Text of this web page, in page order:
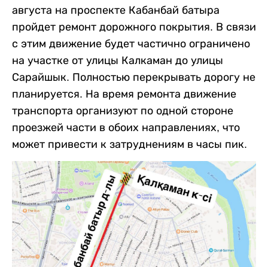
августа на проспекте Кабанбай батыра
пройдет ремонт дорожного покрытия. В связи
с этим движение будет частично ограничено
на участке от улицы Калкаман до улицы
Сарайшык. Полностью перекрывать дорогу не
планируется. На время ремонта движение
транспорта организуют по одной стороне
проезжей части в обоих направлениях, что
может привести к затруднениям в часы пик.